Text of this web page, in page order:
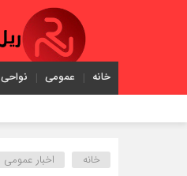
خانه عمومی نواحی
خانه اخبار عمومی